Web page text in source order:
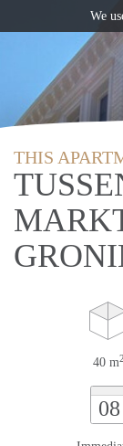
THIS
40 m2
08
We